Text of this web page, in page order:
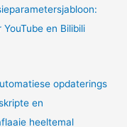
en Bilibili
opdaterings
en
heeltemal